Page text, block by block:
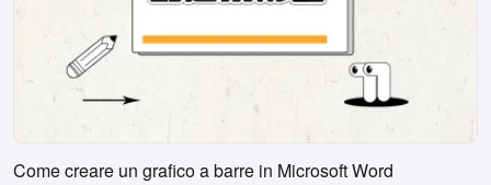
Come creare un grafico a barre in Microsoft Word